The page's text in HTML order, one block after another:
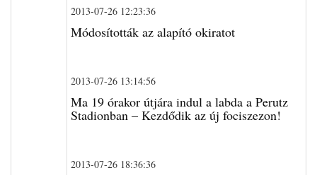
2013-07-26 12:23:36
Módosították az alapító okiratot
2013-07-26 13:14:56
Ma 19 órakor útjára indul a labda a Perutz
Stadionban – Kezdődik az új fociszezon!
2013-07-26 18:36:36